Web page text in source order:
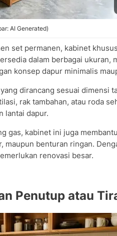
AI Generated)
set permanen, kabinet
dalam berbagai ukuran,
konsep dapur minimalis
dirancang sesuai dimensi
rak tambahan, atau roda
lantai dapur.
gas, kabinet ini juga
maupun benturan ringan.
renovasi besar.
Penutup atau